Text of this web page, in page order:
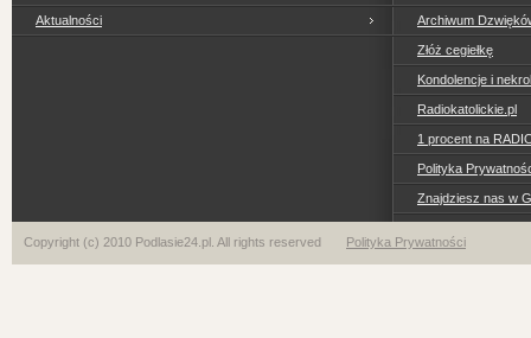
Aktualności Archiwum
Złóż cegiełkę
Kondolencje i
Radiokatolickie.pl
1 procent na
Polityka
Znajdziesz nas w
Copyright (c) 2010 Podlasie24.pl. All rights reserved Polityka Prywatności